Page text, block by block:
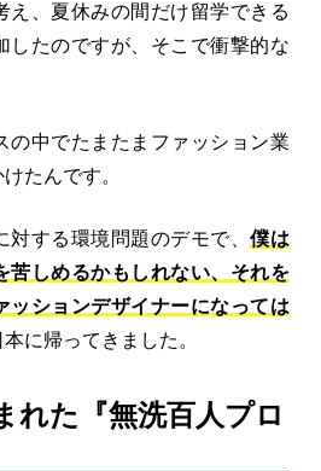
え、夏休みの間だけ留学できる
したのですが、そこで衝撃的な
の中でたまたまファッション業
たんです。
対する環境問題のデモで、僕は
苦しめるかもしれない、それを
ッションデザイナーになっては
に帰ってきました。
れた『無洗百人プロ